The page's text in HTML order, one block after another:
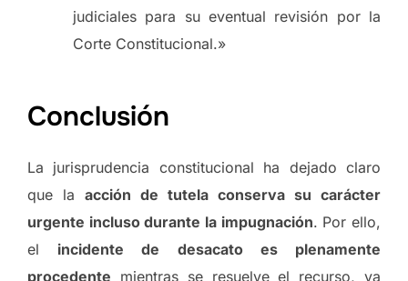
judiciales para su eventual revisión por la
Corte Constitucional.»
Conclusión
La jurisprudencia constitucional ha dejado claro
que la acción de tutela conserva su carácter
urgente incluso durante la impugnación. Por ello,
el incidente de desacato es plenamente
procedente mientras se resuelve el recurso, ya